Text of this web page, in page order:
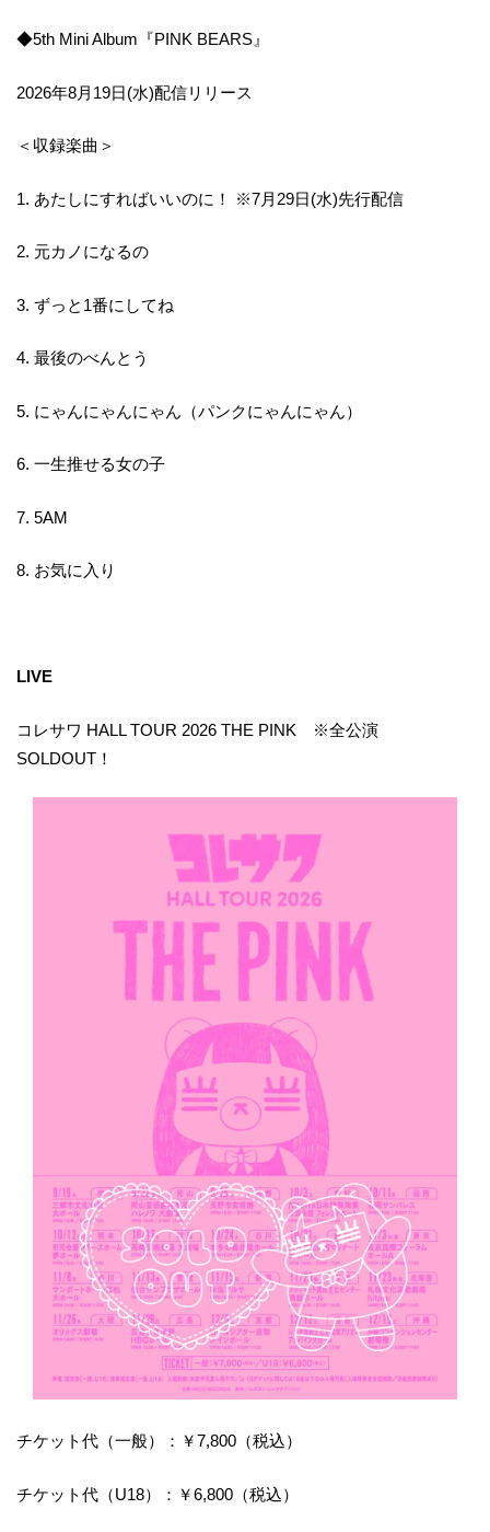
◆5th Mini Album『PINK BEARS』
2026年8月19日(水)配信リリース
＜収録楽曲＞
1. あたしにすればいいのに！ ※7月29日(水)先行配信
2. 元カノになるの
3. ずっと1番にしてね
4. 最後のべんとう
5. にゃんにゃんにゃん（パンクにゃんにゃん）
6. 一生推せる女の子
7. 5AM
8. お気に入り
LIVE
コレサワ HALL TOUR 2026 THE PINK ※全公演
SOLDOUT！
チケット代（一般）：￥7,800（税込）
チケット代（U18）：￥6,800（税込）